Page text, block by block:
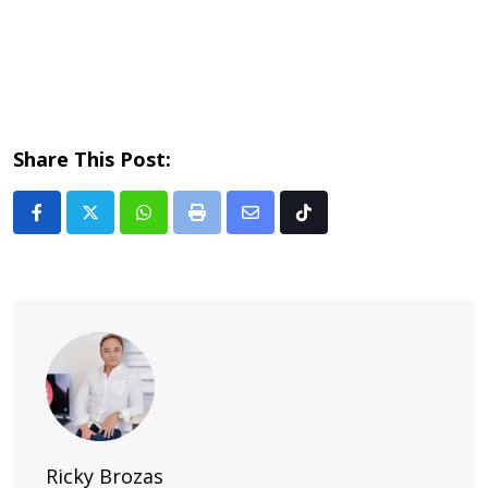
Share This Post:
Whatsapp
Print
Share Tiktok
Ricky Brozas